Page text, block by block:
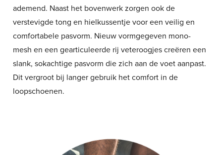
ademend. Naast het bovenwerk zorgen ook de
verstevigde tong en hielkussentje voor een veilig en
comfortabele pasvorm. Nieuw vormgegeven mono-
mesh en een gearticuleerde rij veteroogjes creëren een
slank, sokachtige pasvorm die zich aan de voet aanpast.
Dit vergroot bij langer gebruik het comfort in de
loopschoenen.